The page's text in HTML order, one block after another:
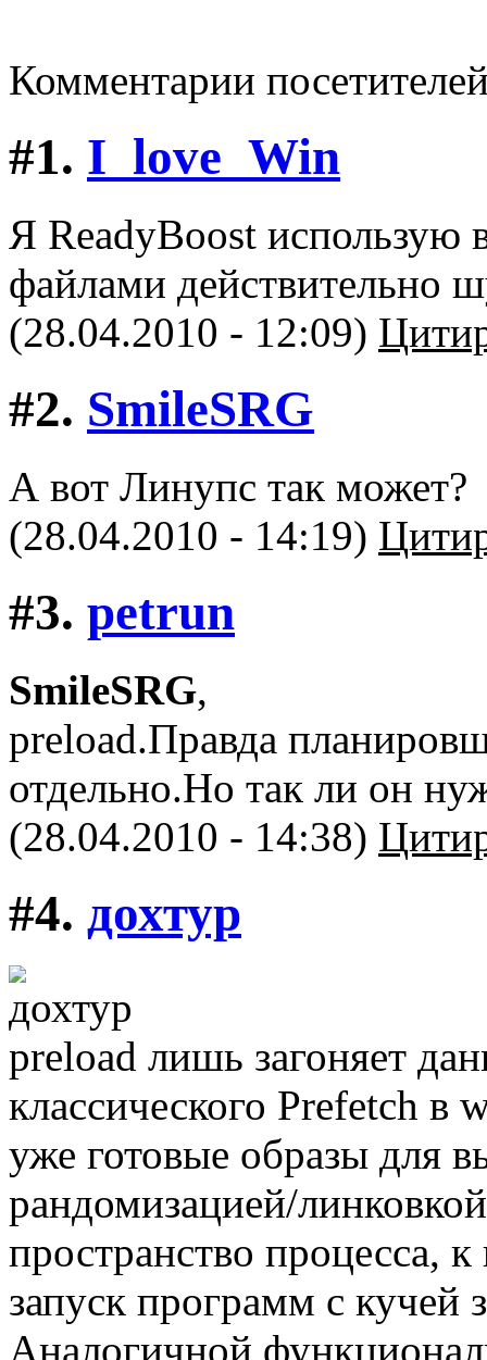
Комментарии
#1. I_love_Win
Я ReadyBoost использую
файлами действительно
(28.04.2010 - 12:09)
#2. SmileSRG
А вот Линупс так может?
(28.04.2010 - 14:19)
#3. petrun
SmileSRG,
preload.Правда
отдельно.Но так ли он
(28.04.2010 - 14:38)
#4. дохтур
preload лишь загоняет
классического Prefetch в
уже готовые образы для
рандомизацией/
пространство процесса,
запуск программ с кучей
Аналогичной